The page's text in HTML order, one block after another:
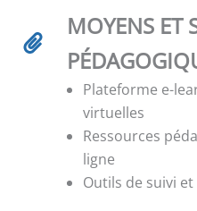
MOYENS ET
Plateforme e-
virtuelles
Ressources
ligne
Outils de suivi et